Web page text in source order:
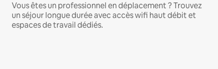
Vous êtes un professionnel en déplacement ? Trouvez
un séjour longue durée avec accès wifi haut débit et
espaces de travail dédiés.